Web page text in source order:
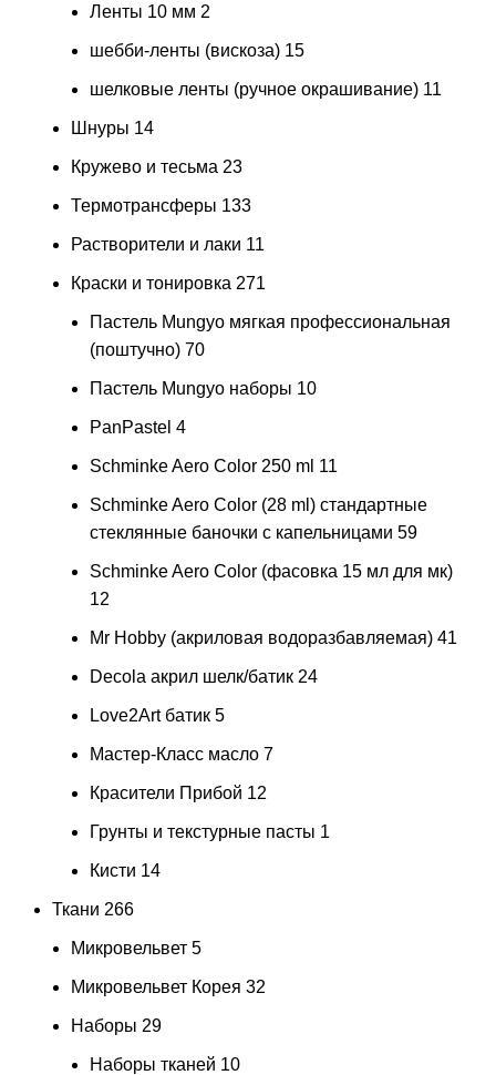
Ленты 10 мм 2
шебби-ленты (вискоза) 15
шелковые ленты (ручное окрашивание) 11
Шнуры 14
Кружево и тесьма 23
Термотрансферы 133
Растворители и лаки 11
Краски и тонировка 271
Пастель Mungyo мягкая профессиональная
(поштучно) 70
Пастель Mungyo наборы 10
PanPastel 4
Schminke Aero Color 250 ml 11
Schminke Aero Color (28 ml) стандартные
стеклянные баночки с капельницами 59
Schminke Aero Color (фасовка 15 мл для мк)
12
Mr Hobby (акриловая водоразбавляемая) 41
Decola акрил шелк/батик 24
Love2Art батик 5
Мастер-Класс масло 7
Красители Прибой 12
Грунты и текстурные пасты 1
Кисти 14
Ткани 266
Микровельвет 5
Микровельвет Корея 32
Наборы 29
Наборы тканей 10